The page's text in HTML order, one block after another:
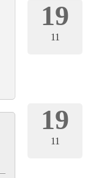
19
11
19
11